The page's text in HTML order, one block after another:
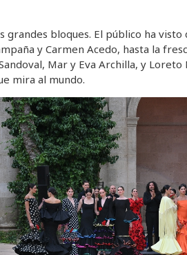
bloques. El público ha visto
y Carmen Acedo, hasta la
Mar y Eva Archilla, y
mira al mundo.